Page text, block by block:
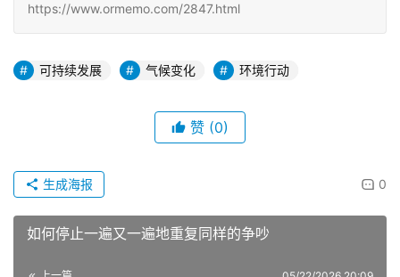
https://www.ormemo.com/2847.html
可持续发展 气候变化 环境行动
赞 (0)
0
生成海报
如何停止一遍又一遍地重复同样的争吵